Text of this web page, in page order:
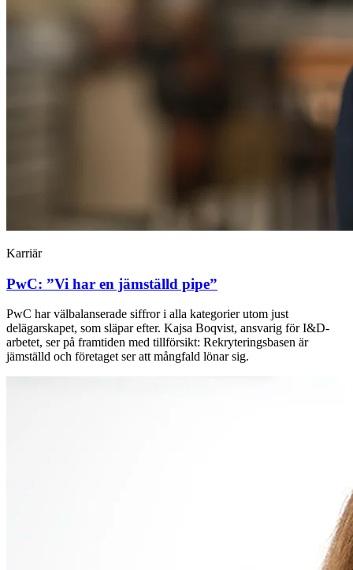
Karriär
PwC: ”Vi har en jämställd pipe”
PwC har välbalanserade siffror i alla kategorier utom just
delägarskapet, som släpar efter. Kajsa Boqvist, ansvarig för I&D-
arbetet, ser på framtiden med tillförsikt: Rekryteringsbasen är
jämställd och företaget ser att mångfald lönar sig.